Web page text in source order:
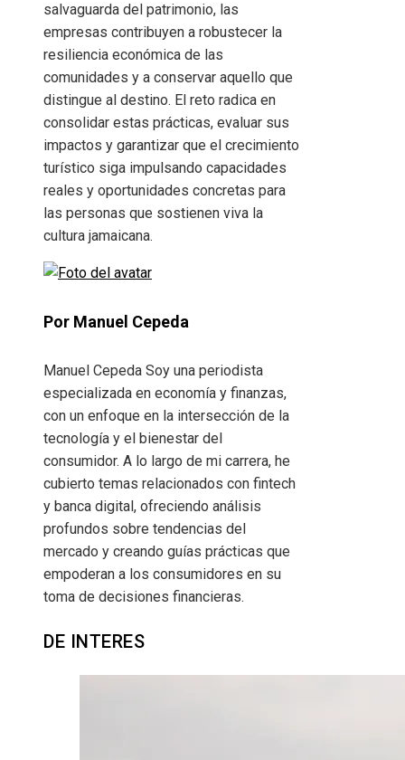
salvaguarda del patrimonio, las
empresas contribuyen a robustecer la
resiliencia económica de las
comunidades y a conservar aquello que
distingue al destino. El reto radica en
consolidar estas prácticas, evaluar sus
impactos y garantizar que el crecimiento
turístico siga impulsando capacidades
reales y oportunidades concretas para
las personas que sostienen viva la
cultura jamaicana.
Por Manuel Cepeda
Manuel Cepeda Soy una periodista
especializada en economía y finanzas,
con un enfoque en la intersección de la
tecnología y el bienestar del
consumidor. A lo largo de mi carrera, he
cubierto temas relacionados con fintech
y banca digital, ofreciendo análisis
profundos sobre tendencias del
mercado y creando guías prácticas que
empoderan a los consumidores en su
toma de decisiones financieras.
DE INTERES